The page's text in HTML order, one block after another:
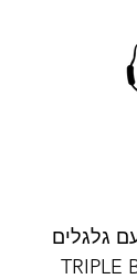
גלגלים
TRIPLE